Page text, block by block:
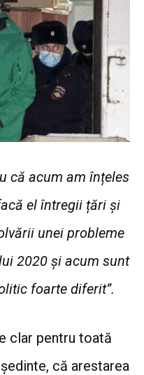
că acum am înțeles
el întregii țări și
unei probleme
2020 și acum sunt
foarte diferit”.
clar pentru toată
că arestarea